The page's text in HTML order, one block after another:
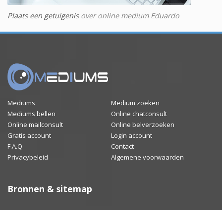
Plaats een getuigenisover online medium Eduardo
Mediums
Medium zoeken
Mediums bellen
Online chatconsult
Online mailconsult
Online belverzoeken
Gratis account
Login account
F.A.Q
Contact
Privacybeleid
Algemene voorwaarden
Bronnen & sitemap